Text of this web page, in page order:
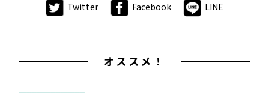
Twitter Facebook LINE
オススメ！